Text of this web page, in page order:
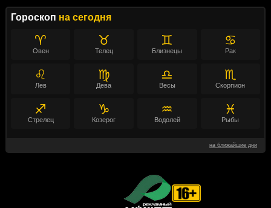
Гороскоп на сегодня
♈
Овен
♉
Телец
♊
Близнецы
♋
Рак
♌
Лев
♍
Дева
♎
Весы
♏
Скорпион
♐
Стрелец
♑
Козерог
♒
Водолей
♓
Рыбы
на ближайшие дни